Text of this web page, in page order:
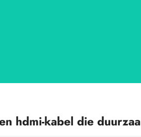
hdmi-kabel die